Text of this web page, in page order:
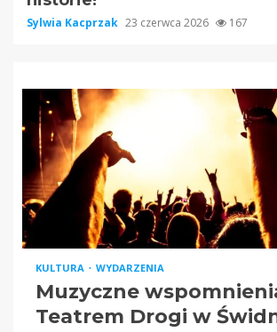
Sylwia Kacprzak 23 czerwca 2026 167
KULTURA WYDARZENIA
Muzyczne
Teatrem Drogi w